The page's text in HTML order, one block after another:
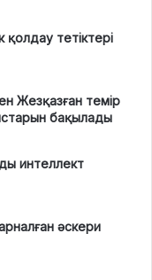
тетіктері
Жезқазған темір
бақылады
интеллект
әскери